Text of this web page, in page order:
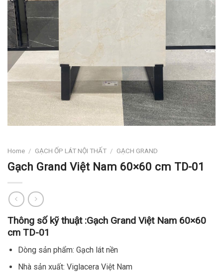
Home / GẠCH ỐP LÁT NỘI THẤT / GẠCH GRAND
Gạch Grand Việt Nam 60×60 cm TD-01
Thông số kỹ thuật :Gạch Grand Việt Nam 60×60
cm TD-01
Dòng sản phẩm: Gạch lát nền
Nhà sản xuất: Viglacera Việt Nam